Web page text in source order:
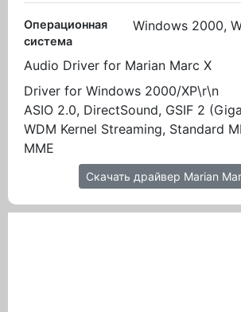
Операционная
система
Windows 2000,
Audio Driver for Marian Marc X
Driver for Windows 2000/XP\r\n
ASIO 2.0, DirectSound, GSIF 2
WDM Kernel Streaming, Standard
MME
Скачать драйвер Marian